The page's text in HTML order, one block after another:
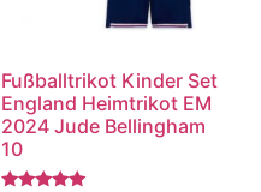
Fußballtrikot Kinder Set
England Heimtrikot EM
2024 Jude Bellingham
10